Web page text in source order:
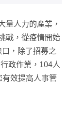
量人力的產業，
戰，從疫情開始
，除了招募之
政作業，104人
效提高人事管